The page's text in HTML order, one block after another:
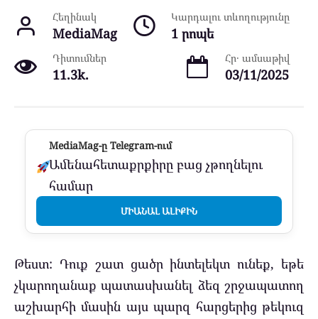
Հեղինակ
MediaMag
Կարդալու տևողությունը
1 րոպե
Դիտումներ
11.3k.
Հր․ ամսաթիվ
03/11/2025
MediaMag-ը Telegram-ում
Ամենահետաքրքիրը բաց չթողնելու
համար
ՄԻԱՆԱԼ ԱԼԻՔԻՆ
Թեստ: Դուք շատ ցածր ինտելեկտ ունեք, եթե
չկարողանաք պատասխանել ձեզ շրջապատող
աշխարհի մասին այս պարզ հարցերից թեկուզ